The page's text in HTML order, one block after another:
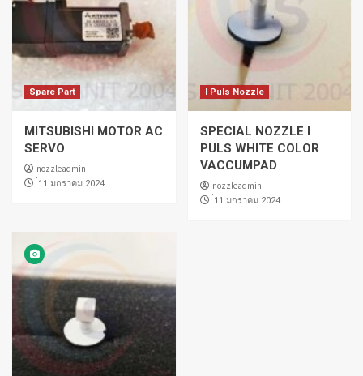
Spare Part
MITSUBISHI MOTOR AC
SERVO
nozzleadmin
่11 มกราคม 2024
I Puls Nozzle
SPECIAL NOZZLE I
PULS WHITE COLOR
VACCUMPAD
nozzleadmin
่11 มกราคม 2024